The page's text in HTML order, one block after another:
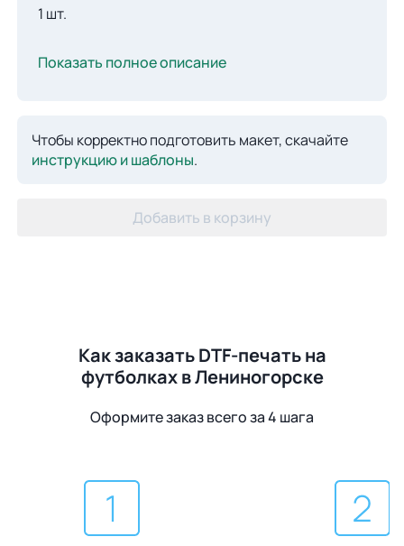
1 шт.
Показать полное описание
Чтобы корректно подготовить макет, скачайте
инструкцию и шаблоны.
Добавить в корзину
Как заказать DTF-печать на
футболках в Лениногорске
Оформите заказ всего за 4 шага